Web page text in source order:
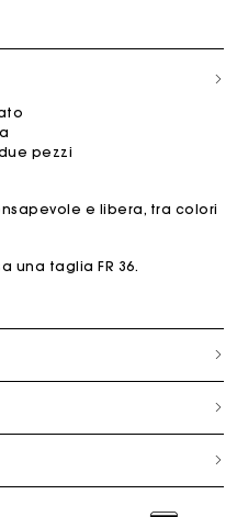
pezzi
e libera, tra colori
una taglia FR 36.